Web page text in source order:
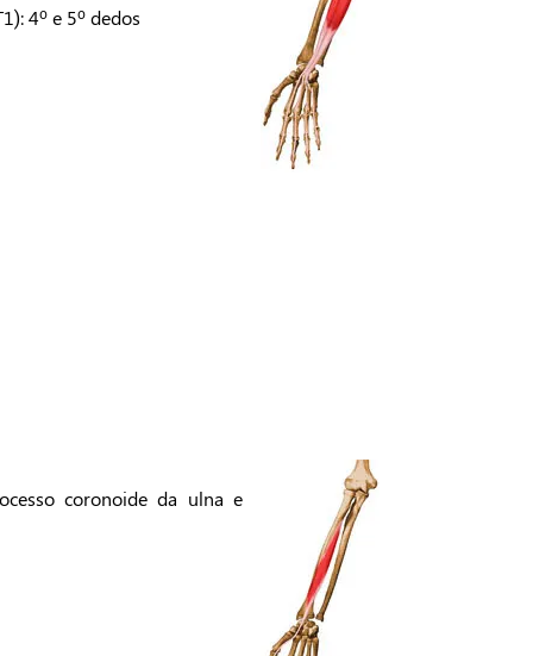
4º e 5º dedos
coronoide da ulna e